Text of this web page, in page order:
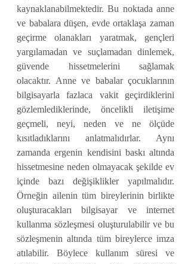
kaynaklanabilmektedir. Bu noktada anne
ve babalara düşen, evde ortaklaşa zaman
geçirme olanakları yaratmak, gençleri
yargılamadan ve suçlamadan dinlemek,
güvende hissetmelerini sağlamak
olacaktır. Anne ve babalar çocuklarının
bilgisayarla fazlaca vakit geçirdiklerini
gözlemlediklerinde, öncelikli iletişime
geçmeli, neyi, neden ve ne ölçüde
kısıtladıklarını anlatmalıdırlar. Aynı
zamanda ergenin kendisini baskı altında
hissetmesine neden olmayacak şekilde ev
içinde bazı değişiklikler yapılmalıdır.
Örneğin ailenin tüm bireylerinin birlikte
oluşturacakları bilgisayar ve internet
kullanma sözleşmesi oluşturulabilir ve bu
sözleşmenin altında tüm bireylerce imza
atılabilir. Böylece kullanım süresi ve